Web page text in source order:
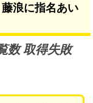
浪に指名あい
数 取得失敗